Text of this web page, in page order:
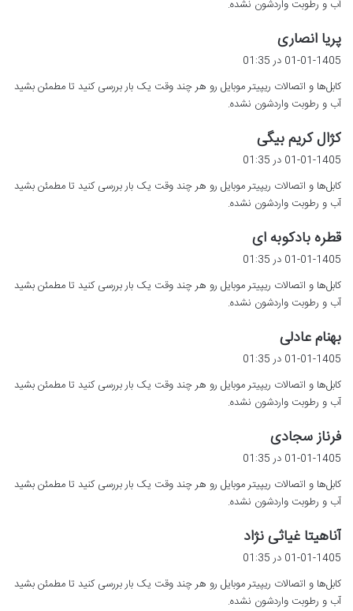
آب و رطوبت واردشون نشده.
پریا انصاری
ت
:
01-01-1405 در 01:35
کابل‌ها و اتصالات ریپیتر موبایل رو هر چند وقت یک بار بررسی کنید تا مطمئن بشید
آب و رطوبت واردشون نشده.
کژال کریم بیگی
ف
:
01-01-1405 در 01:35
کابل‌ها و اتصالات ریپیتر موبایل رو هر چند وقت یک بار بررسی کنید تا مطمئن بشید
آب و رطوبت واردشون نشده.
قطره بادکوبه ای
ف
:
01-01-1405 در 01:35
کابل‌ها و اتصالات ریپیتر موبایل رو هر چند وقت یک بار بررسی کنید تا مطمئن بشید
آب و رطوبت واردشون نشده.
بهنام عادلی
ت
:
01-01-1405 در 01:35
کابل‌ها و اتصالات ریپیتر موبایل رو هر چند وقت یک بار بررسی کنید تا مطمئن بشید
آب و رطوبت واردشون نشده.
فرناز سجادی
ف
:
01-01-1405 در 01:35
کابل‌ها و اتصالات ریپیتر موبایل رو هر چند وقت یک بار بررسی کنید تا مطمئن بشید
آب و رطوبت واردشون نشده.
آناهیتا غیاثی نژاد
:
01-01-1405 در 01:35
کابل‌ها و اتصالات ریپیتر موبایل رو هر چند وقت یک بار بررسی کنید تا مطمئن بشید
آب و رطوبت واردشون نشده.